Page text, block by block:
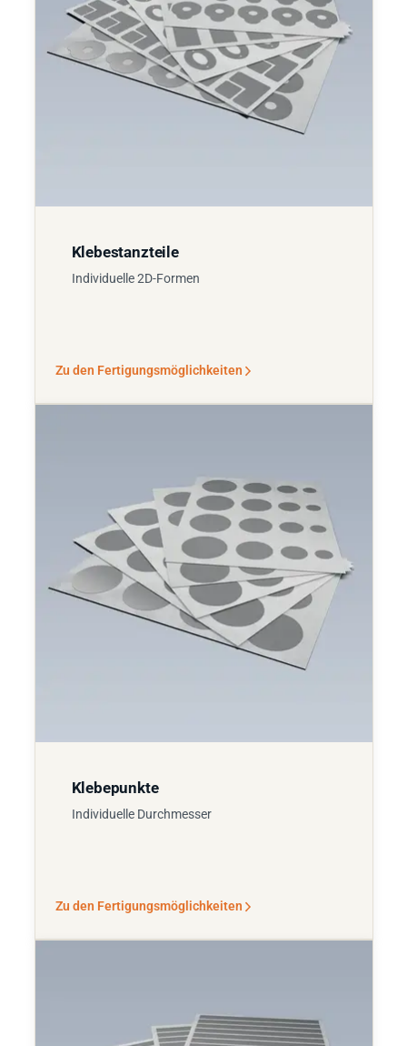
Klebestanzteile
Individuelle 2D-Formen
Zu den Fertigungsmöglichkeiten
Klebepunkte
Individuelle Durchmesser
Zu den Fertigungsmöglichkeiten